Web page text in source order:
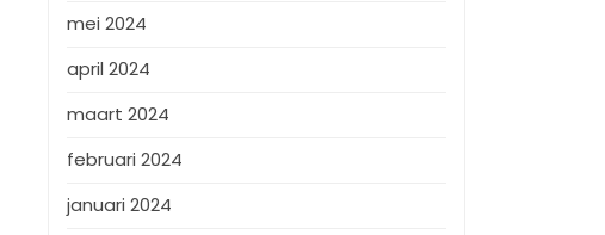
mei 2024
april 2024
maart 2024
februari 2024
januari 2024